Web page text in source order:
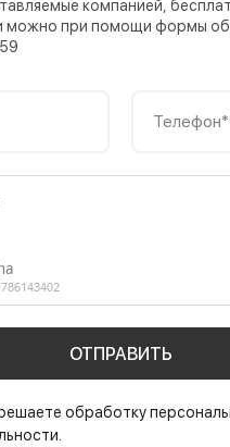
компанией,
можно при помощи формы
Телефон*
ОТПРАВИТЬ
обработку